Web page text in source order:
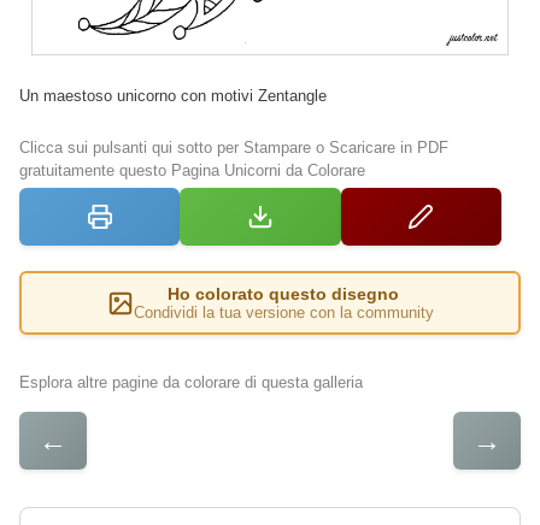
Un maestoso unicorno con motivi Zentangle
Clicca sui pulsanti qui sotto per Stampare o Scaricare in PDF
gratuitamente questo Pagina Unicorni da Colorare
Ho colorato questo disegno
Condividi la tua versione con la community
Esplora altre pagine da colorare di questa galleria
← →